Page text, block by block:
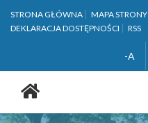
STRONA GŁÓWNA MAPA STRONY
DEKLARACJA DOSTĘPNOŚCI
RSS
-A
główna